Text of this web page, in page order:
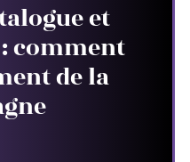
et
comment
de la